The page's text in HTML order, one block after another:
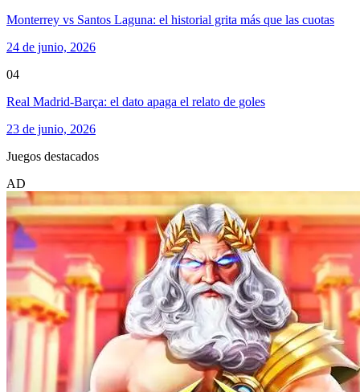
Monterrey vs Santos Laguna: el historial grita más que las cuotas
24 de junio, 2026
04
Real Madrid-Barça: el dato apaga el relato de goles
23 de junio, 2026
Juegos destacados
AD